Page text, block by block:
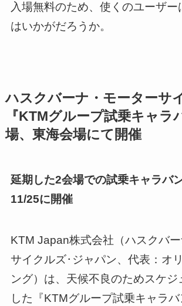
入場無料のため、使くのユーザー
はいかがだろうか。
ハスクバーナ・モーターサ
『KTMグループ試乗キャラ
場、東海会場にて開催
延期した2会場での試乗キャラバ
11/25に開催
KTM Japan株式会社（ハスクバ
サイクルズ･ジャパン、代表：オ
ング）は、天候不良のためスケジ
した『KTMグループ試乗キャラ